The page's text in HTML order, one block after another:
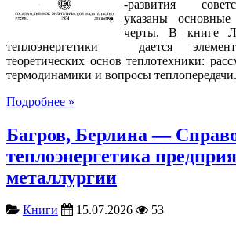
-развития
указаны
черты. В книге
теплоэнергетики дается
теоретических основ теплотехники:
термодинамики и вопросы
Подробнее »
Багров, Берлина —
теплоэнергетика
металлургии
Книги 15.07.2026
53